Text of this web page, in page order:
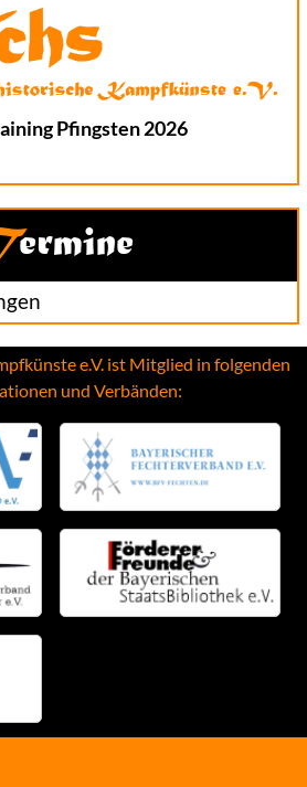
Pfingsten 2026
Termine
e.V. ist Mitglied in folgenden
und Verbänden: